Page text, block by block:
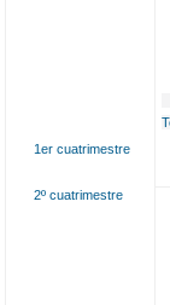
1er cuatrimestre
2º cuatrimestre